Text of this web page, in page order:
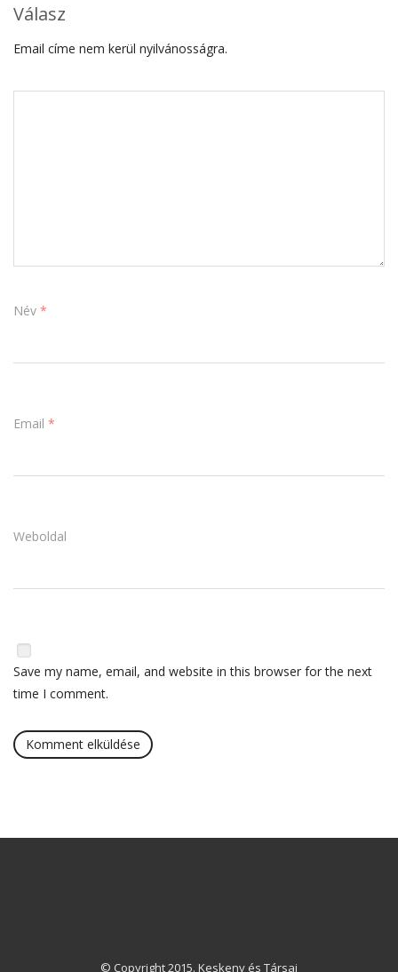
Válasz
Email címe nem kerül nyilvánosságra.
Név *
Email *
Weboldal
Save my name, email, and website in this browser for the next
time I comment.
© Copyright 2015. Keskeny és Társai